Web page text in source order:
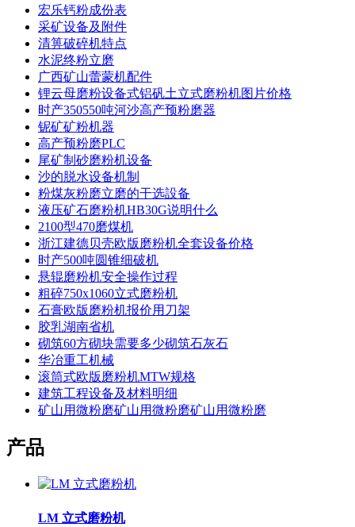
宏乐钙粉成份表
采矿设备及附件
清箅破碎机特点
水泥终粉立磨
广西矿山蕾蒙机配件
锂云母磨粉设备式铝矾土立式磨粉机图片价格
时产350550吨河沙高产预粉磨器
铌矿矿粉机器
高产预粉磨PLC
尾矿制砂磨粉机设备
沙的脱水设备机制
粉煤灰粉磨立磨的干选設备
液压矿石磨粉机HB30G说明什么
2100型470磨煤机
浙江建德贝壳欧版磨粉机全套设备价格
时产500吨圆锥细破机
悬辊磨粉机安全操作过程
粗碎750x1060立式磨粉机
石膏欧版磨粉机报价用刀架
胶乳湖南省机
砌筑60方砌块需要多少砌筑石灰石
华冶重工机械
滚筒式欧版磨粉机MTW规格
建筑工程设备及材料明细
矿山用微粉磨矿山用微粉磨矿山用微粉磨
产品
LM 立式磨粉机